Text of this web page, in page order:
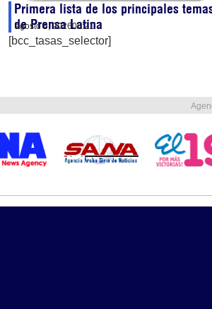
Primera lista de los principales
de Prensa Latina
agosto 6, 202605:21
[bcc_tasas_selector]